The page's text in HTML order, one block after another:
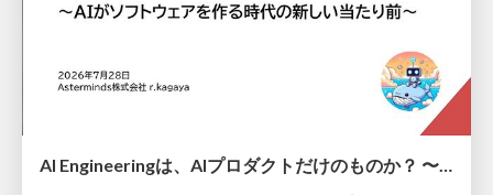
AI Engineeringは、AIプロダクトだけのものか？ 〜AIがソフトウェアを作る時代の新しい当たり前〜 / No AI in your product. AI Engineering in your development.